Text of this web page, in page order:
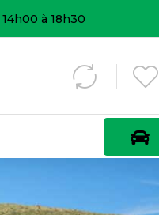
à 18h30